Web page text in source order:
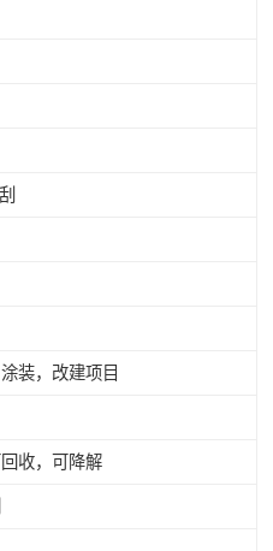
装，改建项目
收，可降解